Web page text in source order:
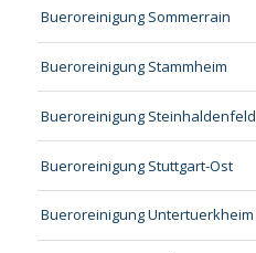
Bueroreinigung Sommerrain
Bueroreinigung Stammheim
Bueroreinigung Steinhaldenfeld
Bueroreinigung Stuttgart-Ost
Bueroreinigung Untertuerkheim